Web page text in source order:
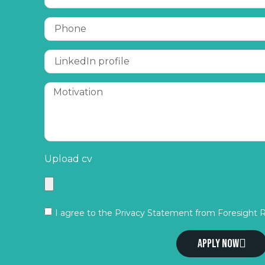
Upload cv
I agree to the Privacy Statement from Foresight
Apply now